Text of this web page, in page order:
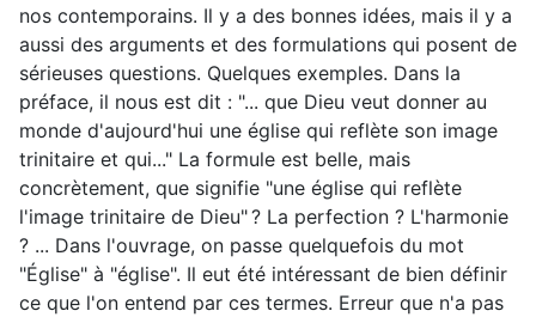
nos contemporains. Il y a des bonnes idées, mais il y a
aussi des arguments et des formulations qui posent de
sérieuses questions. Quelques exemples. Dans la
préface, il nous est dit : "... que Dieu veut donner au
monde d'aujourd'hui une église qui reflète son image
trinitaire et qui..." La formule est belle, mais
concrètement, que signifie "une église qui reflète
l'image trinitaire de Dieu" ? La perfection ? L'harmonie
? ... Dans l'ouvrage, on passe quelquefois du mot
"Église" à "église". Il eut été intéressant de bien définir
ce que l'on entend par ces termes. Erreur que n'a pas